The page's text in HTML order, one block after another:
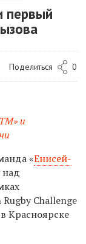
первый
Поделиться 0
и
«Енисей-
над
Challenge
Красноярске